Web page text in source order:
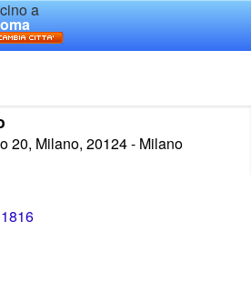
a
20, Milano, 20124 - Milano
1816